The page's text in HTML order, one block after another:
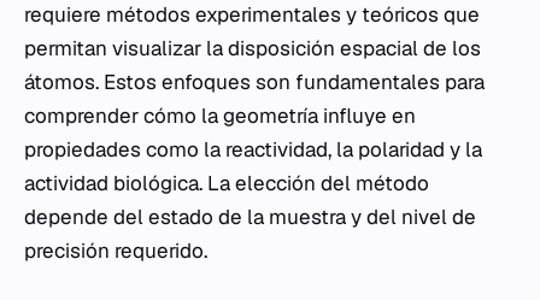
requiere métodos experimentales y teóricos que
permitan visualizar la disposición espacial de los
átomos. Estos enfoques son fundamentales para
comprender cómo la geometría influye en
propiedades como la reactividad, la polaridad y la
actividad biológica. La elección del método
depende del estado de la muestra y del nivel de
precisión requerido.